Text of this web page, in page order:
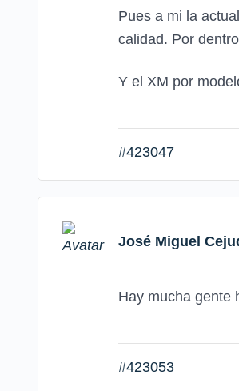
Pues a mi la
calidad. Por
Y el XM por
#423047
José Miguel
Hay mucha gente
#423053